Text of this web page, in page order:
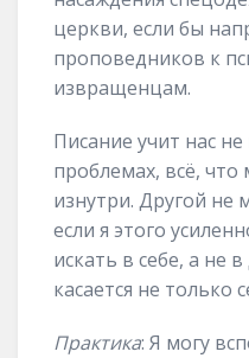
церкви, если бы
проповедников к
извращенцам.
Писание учит нас
проблемах, всё,
изнутри. Другой не
если я этого
искать в себе, а не
касается не только
Практика: Я могу